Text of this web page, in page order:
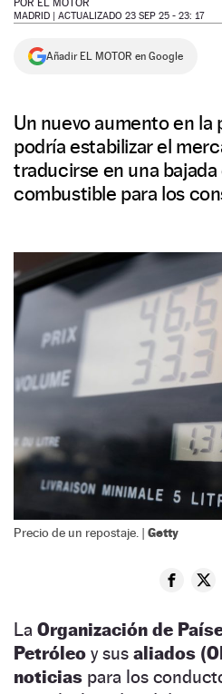
NEWSLETTER
POR EL MOTOR
MADRID | ACTUALIZADO 23 SEP 25 - 23: 17
Añadir EL MOTOR en Google
Un nuevo aumento en
podría estabilizar el
traducirse en una
combustible para los
Precio de un repostaje. | Getty
La Organización de
Petróleo y sus aliados
noticias para los